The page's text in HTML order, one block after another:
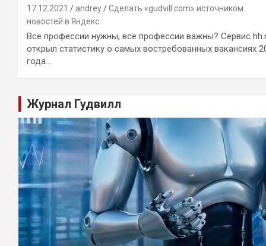
17.12.2021 andrey
Сделать «gudvill.com» источником
новостей в Яндекс
Все профессии нужны, все профессии важны? Сервис
открыл статистику о самых востребованных вакансиях
года.…
Журнал Гудвилл